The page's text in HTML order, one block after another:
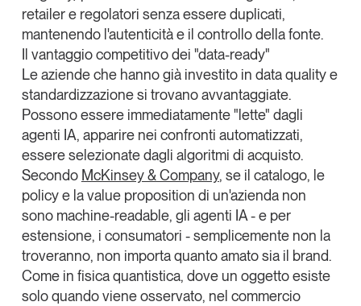
retailer e regolatori senza essere duplicati,
mantenendo l'autenticità e il controllo della fonte.
Il vantaggio competitivo dei "data-ready"
Le aziende che hanno già investito in data quality e
standardizzazione si trovano avvantaggiate.
Possono essere immediatamente "lette" dagli
agenti IA, apparire nei confronti automatizzati,
essere selezionate dagli algoritmi di acquisto.
Secondo McKinsey & Company, se il catalogo, le
policy e la value proposition di un'azienda non
sono machine-readable, gli agenti IA - e per
estensione, i consumatori - semplicemente non la
troveranno, non importa quanto amato sia il brand.
Come in fisica quantistica, dove un oggetto esiste
solo quando viene osservato, nel commercio